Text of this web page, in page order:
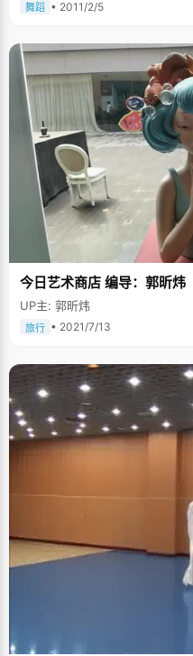
舞蹈 • 2011/2/5
今日艺术商店 编导：郭昕炜
UP主: 郭昕炜
旅行 • 2021/7/13